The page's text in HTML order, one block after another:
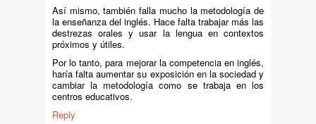
Así mismo, también falla mucho la metodología de
la enseñanza del inglés. Hace falta trabajar más las
destrezas orales y usar la lengua en contextos
próximos y útiles.
Por lo tanto, para mejorar la competencia en inglés,
haría falta aumentar su exposición en la sociedad y
cambiar la metodología como se trabaja en los
centros educativos.
Reply